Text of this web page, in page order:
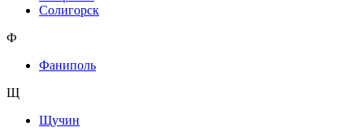
Солигорск
Ф
Фаниполь
Щ
Щучин